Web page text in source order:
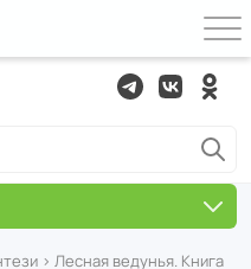
› Лесная ведунья. Книга